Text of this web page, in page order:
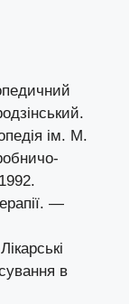
ім. М.
—
в